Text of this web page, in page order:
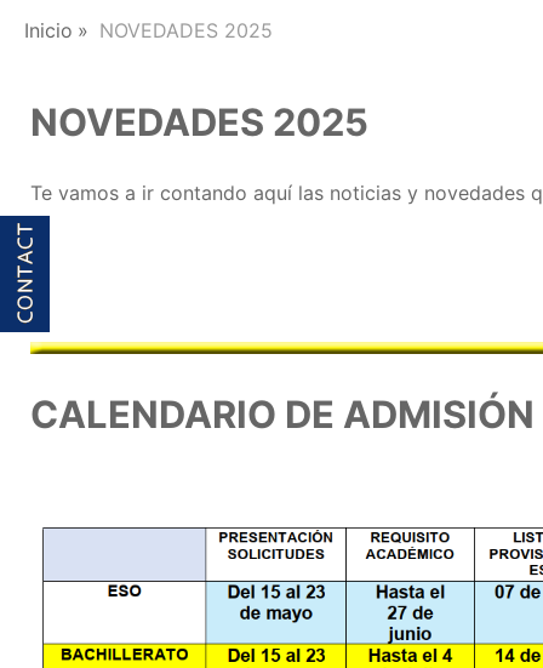
Inicio NOVEDADES 2025
NOVEDADES 2025
Te vamos a ir contando aquí las noticias y novedades
CALENDARIO DE